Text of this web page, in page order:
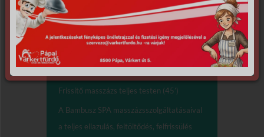
Masszázsok,
testkezelések
Frissítő masszázs teljes testen (45’)
A Bambusz SPA masszázsszolgáltatásaival
a teljes ellazulás, feltöltődés, felfrissülés